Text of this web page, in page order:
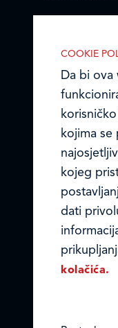
Ledo u
Online formular
Obavijest o
Privacy notice
© LEDO plus
COOKIE
Da bi ova
kojima se
kojeg
dati
kolačića.
stranici
reklamnih